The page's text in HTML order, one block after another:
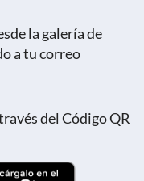
la galería de
a tu correo
del Código QR